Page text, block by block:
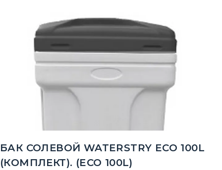
БАК СОЛЕВОЙ WATERSTRY ECO 100L
(КОМПЛЕКТ). (ECO 100L)